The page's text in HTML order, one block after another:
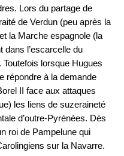
Lors du partage de
de Verdun (peu après la
la Marche espagnole (la
dans l’escarcelle du
lorsque Hugues
répondre à la demande
II face aux attaques
les liens de suzeraineté
d’outre-Pyrénées. Dès
roi de Pampelune qui
sur la Navarre.